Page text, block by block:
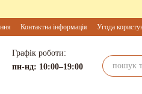
Контактна інформація Угода
Графік роботи:
пн-нд: 10:00–19:00